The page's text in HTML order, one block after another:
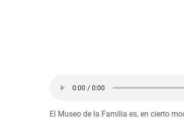
El Museo de la Familia es, en cierto